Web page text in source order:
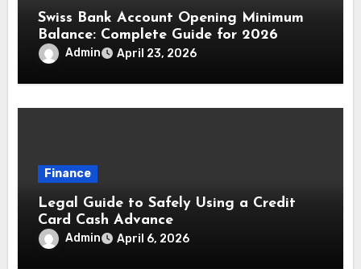
Swiss Bank Account Opening Minimum
Balance: Complete Guide for 2026
Admin April 23, 2026
Finance
Legal Guide to Safely Using a Credit
Card Cash Advance
Admin April 6, 2026